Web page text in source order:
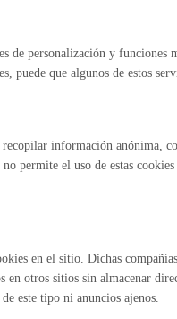
Instituciones Locales de
modificación del sistema de
confirmación sobre
o incompletos.
otros motivos, los datos
en cuyo caso, sólo
en cuyo caso, el
de personalización y funciones
puede que algunos de estos
información anónima,
permite el uso de estas
en el sitio. Dichas
en otros sitios sin almacenar
este tipo ni anuncios ajenos.